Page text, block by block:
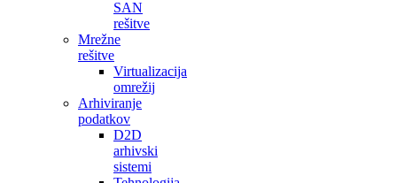
SAN
rešitve
Mrežne
rešitve
Virtualizacija
omrežij
Arhiviranje
podatkov
D2D
arhivski
sistemi